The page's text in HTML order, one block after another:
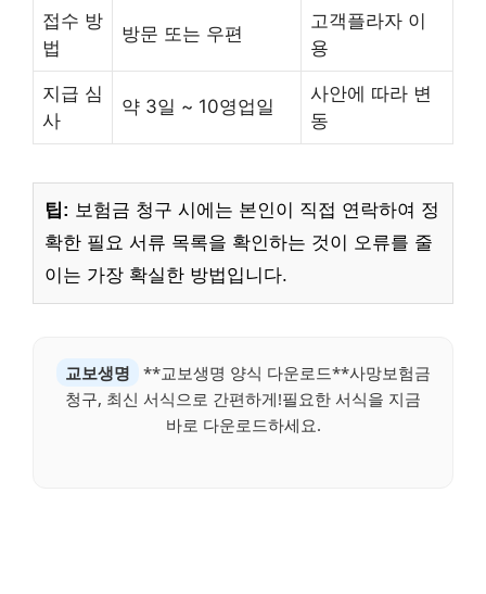
접수 방
법
방문 또는 우편
고객플라자 이
용
지급 심
사
약 3일 ~ 10영업일
사안에 따라 변
동
팁: 보험금 청구 시에는 본인이 직접 연락하여 정
확한 필요 서류 목록을 확인하는 것이 오류를 줄
이는 가장 확실한 방법입니다.
교보생명
**교보생명 양식 다운로드**사망보험금
청구, 최신 서식으로 간편하게!필요한 서식을 지금
바로 다운로드하세요.